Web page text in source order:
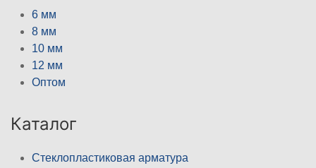
6 мм
8 мм
10 мм
12 мм
Оптом
Каталог
Стеклопластиковая арматура